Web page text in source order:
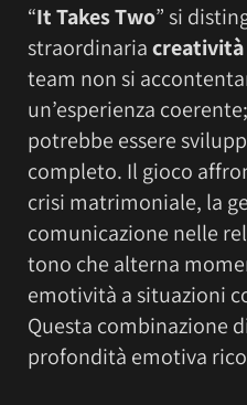
“It Takes Two” si
straordinaria
team non si
un’esperienza
potrebbe essere
completo. Il gioco
crisi matrimoniale, la
comunicazione nelle
tono che alterna
emotività a situazioni
Questa combinazione
profondità emotiva